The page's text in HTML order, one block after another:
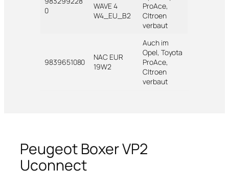
0
WAVE 4
W4_EU_B2
ProAce,
CItroen
verbaut
9839651080
NAC EUR
19W2
Auch im
Opel, Toyota
ProAce,
CItroen
verbaut
Peugeot Boxer VP2
Uconnect